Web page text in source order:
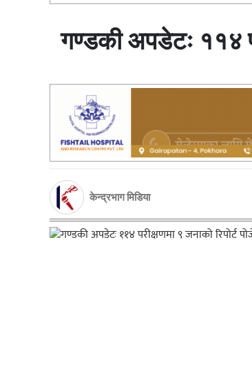
गण्डकी अपडेटः ११४
केन्द्रभाग मिडिया